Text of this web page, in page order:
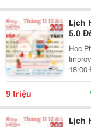
Lịch
5.0
Học Phí
Improver Tối 2 4 6
18:00 Đến 21:00
Basic Tối 3 5 7 Khai
9 triệu
Lịch